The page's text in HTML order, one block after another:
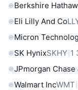
Berkshire
Eli Lilly And Co
Micron
SK HynixSKHY 1
JPmorgan Chase
Walmart IncWMT